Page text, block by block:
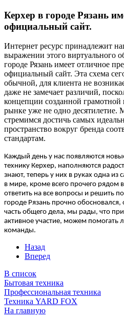
Керхер в городе Рязань
официальный сайт.
Интернет ресурс принадлежит
выражении этого виртуального
городе Рязань имеет отличное
официальный сайт. Эта схема
обычной, для клиента не
даже не замечает различий,
концепции созданной
рынке уже не одно десятилетие.
стремимся достичь самых
пространство вокруг бренда
стандартам.
Каждый день у нас появляются
технику Керхер, наполняются
знают, теперь у них в руках одна
в мире, кроме всего прочего рядом
ответить на все вопросы и решить
городе Рязань прочно
часть общего дела, мы рады, что
активное участие, можем
команды.
Назад
Вперед
В список
Бытовая техника
Профессиональная техника
Техника YARD FOX
На главную